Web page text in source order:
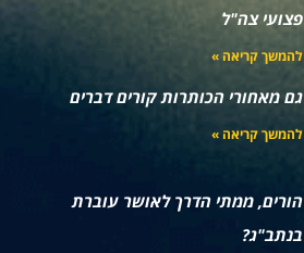
פצועי צה"ל
להמשך קריאה »
גם מאחורי הכותרות קורים דברים
להמשך קריאה »
הורים, ממתי הדרך לאושר עוברת
בנתב"ג?